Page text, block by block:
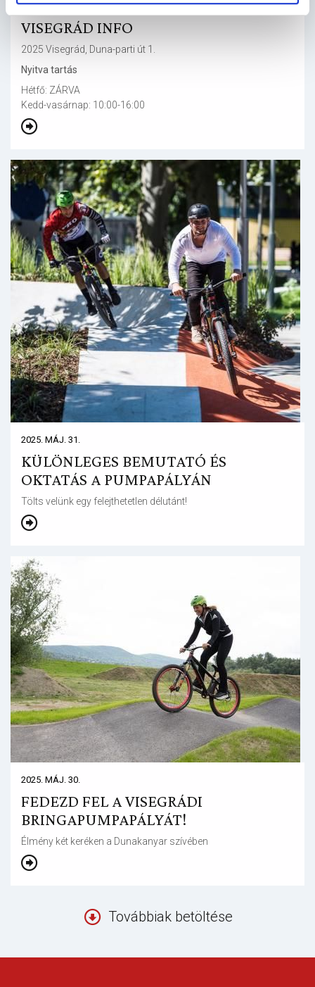
2025. DEC. 04.
VISEGRÁD INFO
2025 Visegrád, Duna-parti út 1.
Nyitva tartás
Hétfő: ZÁRVA
Kedd-vasárnap: 10:00-16:00
2025. MÁJ. 31.
KÜLÖNLEGES BEMUTATÓ ÉS
OKTATÁS A PUMPAPÁLYÁN
Tölts velünk egy felejthetetlen délutánt!
2025. MÁJ. 30.
FEDEZD FEL A VISEGRÁDI
BRINGAPUMPAPÁLYÁT!
Élmény két keréken a Dunakanyar szívében
Továbbiak betöltése